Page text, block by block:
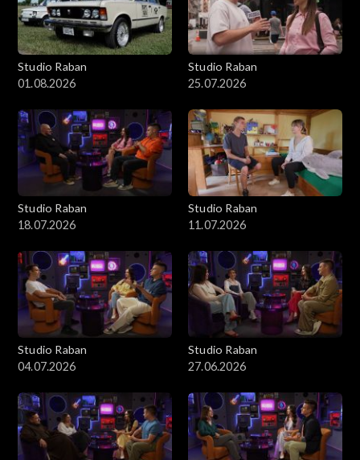
Studio Raban
01.08.2026
Studio Raban
25.07.2026
Studio Raban
18.07.2026
Studio Raban
11.07.2026
Studio Raban
04.07.2026
Studio Raban
27.06.2026